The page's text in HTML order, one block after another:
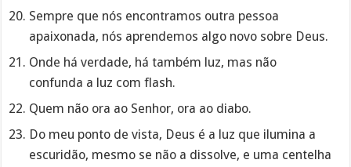
Sempre que nós encontramos outra pessoa
apaixonada, nós aprendemos algo novo sobre Deus.
Onde há verdade, há também luz, mas não
confunda a luz com flash.
Quem não ora ao Senhor, ora ao diabo.
Do meu ponto de vista, Deus é a luz que ilumina a
escuridão, mesmo se não a dissolve, e uma centelha